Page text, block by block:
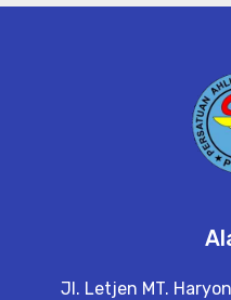
Jl. Letjen MT.